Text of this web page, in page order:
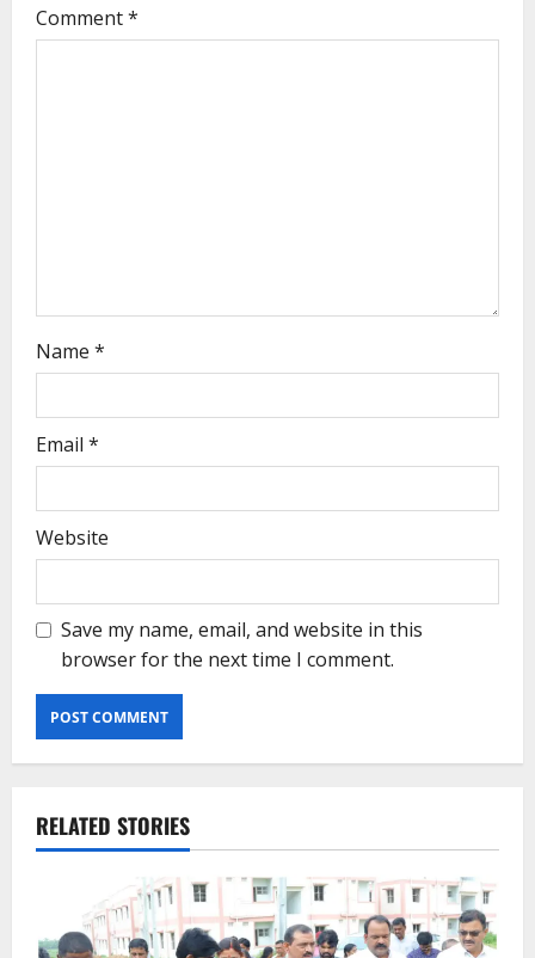
Comment*
Name *
Email *
Website
Save my name, email, and website in this
browser for the next time I comment.
RELATED STORIES